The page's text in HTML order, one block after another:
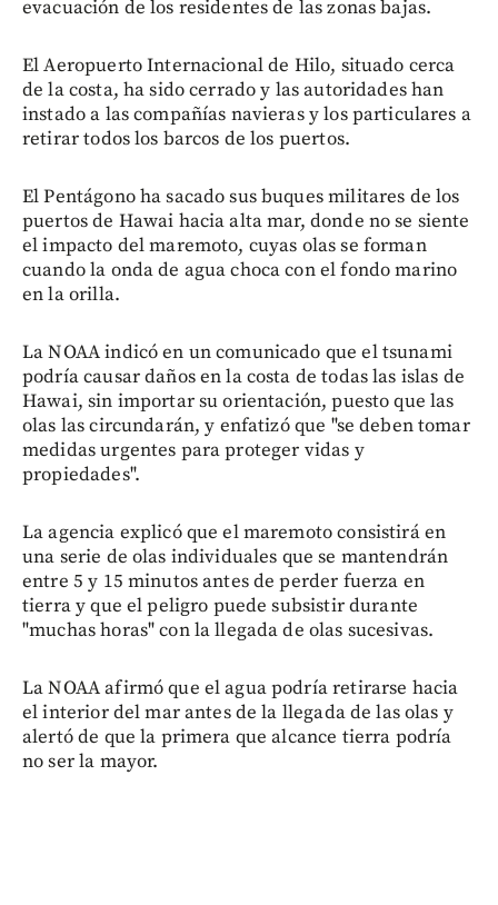
evacuación de los residentes de las zonas bajas.
El Aeropuerto Internacional de Hilo, situado cerca
de la costa, ha sido cerrado y las autoridades han
instado a las compañías navieras y los particulares a
retirar todos los barcos de los puertos.
El Pentágono ha sacado sus buques militares de los
puertos de Hawai hacia alta mar, donde no se siente
el impacto del maremoto, cuyas olas se forman
cuando la onda de agua choca con el fondo marino
en la orilla.
La NOAA indicó en un comunicado que el tsunami
podría causar daños en la costa de todas las islas de
Hawai, sin importar su orientación, puesto que las
olas las circundarán, y enfatizó que "se deben tomar
medidas urgentes para proteger vidas y
propiedades".
La agencia explicó que el maremoto consistirá en
una serie de olas individuales que se mantendrán
entre 5 y 15 minutos antes de perder fuerza en
tierra y que el peligro puede subsistir durante
"muchas horas" con la llegada de olas sucesivas.
La NOAA afirmó que el agua podría retirarse hacia
el interior del mar antes de la llegada de las olas y
alertó de que la primera que alcance tierra podría
no ser la mayor.